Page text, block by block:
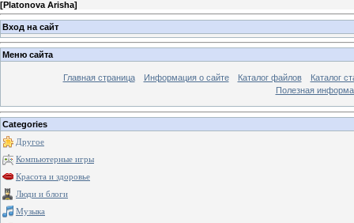
[Platonova Arisha]
Вход на сайт
Меню сайта
Главная страница Информация о сайте Каталог файлов
Каталог
Полезная
Categories
Другое
Компьютерные игры
Красота и здоровье
Люди и блоги
Музыка